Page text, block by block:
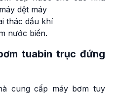
dệt máy
thác dầu khí
nước biển.
tuabin trục đứng
cung cấp máy bơm tuy